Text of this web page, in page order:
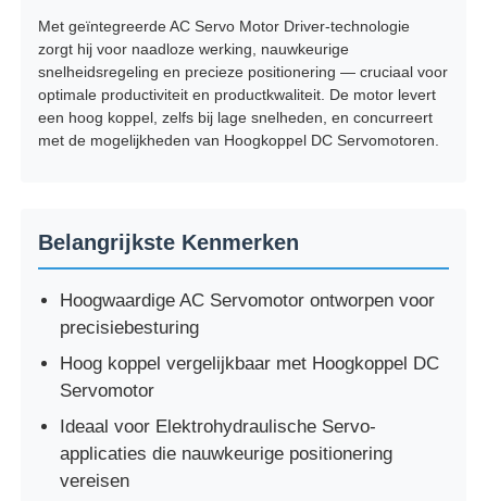
Met geïntegreerde AC Servo Motor Driver-technologie
zorgt hij voor naadloze werking, nauwkeurige
snelheidsregeling en precieze positionering — cruciaal voor
optimale productiviteit en productkwaliteit. De motor levert
een hoog koppel, zelfs bij lage snelheden, en concurreert
met de mogelijkheden van Hoogkoppel DC Servomotoren.
Belangrijkste Kenmerken
Hoogwaardige AC Servomotor ontworpen voor
precisiebesturing
Hoog koppel vergelijkbaar met Hoogkoppel DC
Servomotor
Ideaal voor Elektrohydraulische Servo-
applicaties die nauwkeurige positionering
vereisen